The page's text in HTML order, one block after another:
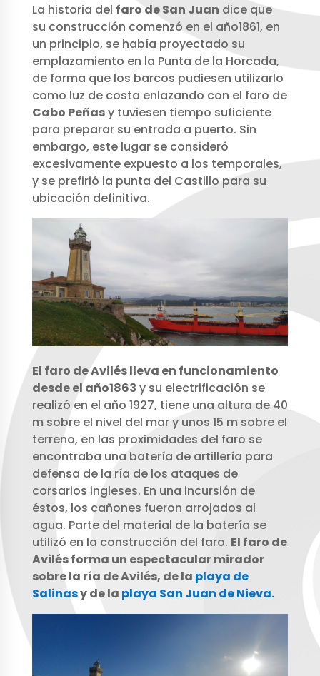
La historia del faro de San Juan dice que
su construcción comenzó en el año1861, en
un principio, se había proyectado su
emplazamiento en la Punta de la Horcada,
de forma que los barcos pudiesen utilizarlo
como luz de costa enlazando con el faro de
Cabo Peñasy tuviesen tiempo suficiente
para preparar su entrada a puerto. Sin
embargo, este lugar se consideró
excesivamente expuesto a los temporales,
y se prefirió la punta del Castillo para su
ubicación definitiva.
El faro de Avilés lleva en funcionamiento
desde el año1863 y su electrificación se
realizó en el año 1927, tiene una altura de 40
m sobre el nivel del mar y unos 15 m sobre el
terreno, en las proximidades del faro se
encontraba una batería de artillería para
defensa de la ría de los ataques de
corsarios ingleses. En una incursión de
éstos, los cañones fueron arrojados al
agua. Parte del material de la batería se
utilizó en la construcción del faro. El faro de
Avilés forma un espectacular mirador
sobre la ría de Avilés, de la playa de
Salinasy de la playa San Juan de Nieva.